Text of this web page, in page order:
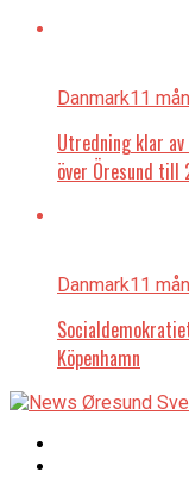
Danmark11
Utredning klar
över Öresund till
Danmark11
Köpenhamn